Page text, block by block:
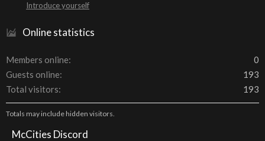
Introduce yourself
Online statistics
Members online
0
Guests online
193
Total visitors
193
Totals may include hidden visitors.
McCities Discord